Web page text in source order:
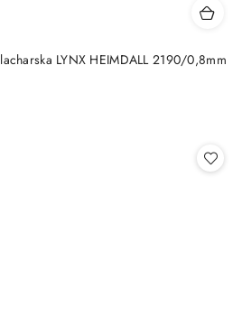
LYNX HEIMDALL 2190/0,8mm